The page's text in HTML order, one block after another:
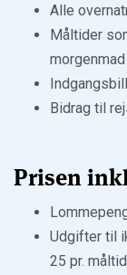
Alle
Måltider
Bidrag til
Prisen
Udgifter til
25 pr.